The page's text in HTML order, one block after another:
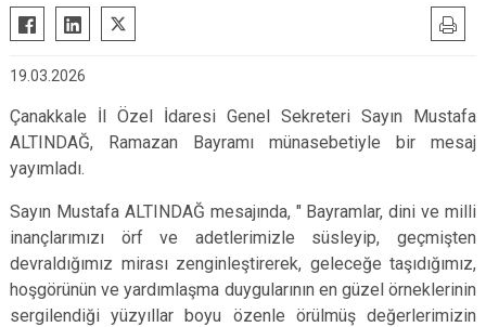
19.03.2026
Çanakkale İl Özel İdaresi Genel Sekreteri Sayın Mustafa
ALTINDAĞ, Ramazan Bayramı münasebetiyle bir mesaj
yayımladı.
Sayın Mustafa ALTINDAĞ mesajında, " Bayramlar, dini ve milli
inançlarımızı örf ve adetlerimizle süsleyip, geçmişten
devraldığımız mirası zenginleştirerek, geleceğe taşıdığımız,
hoşgörünün ve yardımlaşma duygularının en güzel örneklerinin
sergilendiği yüzyıllar boyu özenle örülmüş değerlerimizin